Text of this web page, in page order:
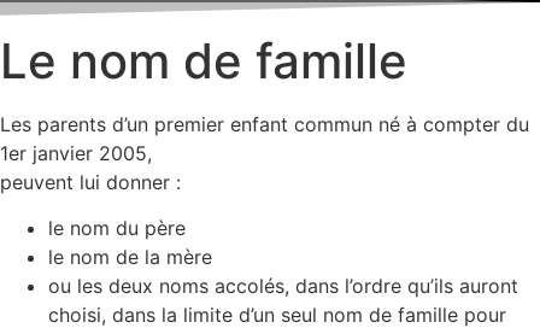
Le nom de famille
Les parents d’un premier enfant commun né à compter du
1er janvier 2005,
peuvent lui donner :
le nom du père
le nom de la mère
ou les deux noms accolés, dans l’ordre qu’ils auront
choisi, dans la limite d’un seul nom de famille pour